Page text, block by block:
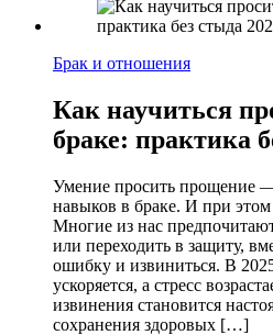
Брак и отношения
Как научиться
браке: практика
Умение просить прощение
навыков в браке. И при
Многие из нас
или переходить в защиту,
ошибку и извиниться. В
ускоряется, а стресс
извинения становится
сохранения здоровых […]